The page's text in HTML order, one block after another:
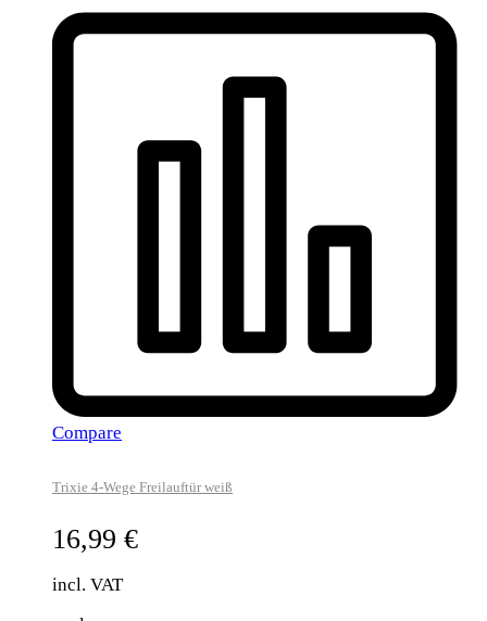
Compare
Trixie 4-Wege Freilauftür weiß
16,99 €
incl. VAT